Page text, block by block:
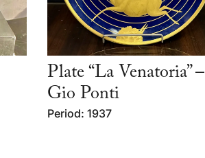
Plate “La Venatoria” –
Gio Ponti
Period: 1937